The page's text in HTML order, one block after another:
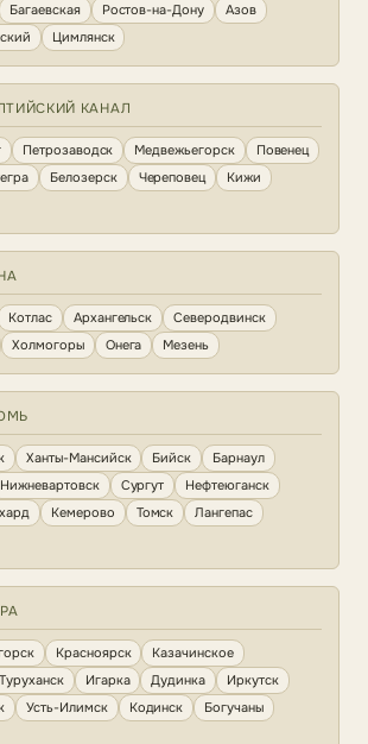
Багаевская Ростов-на-Дону
Азов
Цимлянск
КАНАЛ
Петрозаводск Медвежьегорск
Повенец
Белозерск Череповец
Кижи
Котлас Архангельск
Северодвинск
Холмогоры Онега Мезень
Ханты-Мансийск Бийск
Барнаул
Нижневартовск Сургут
Нефтеюганск
Кемерово Томск
Лангепас
Красноярск
Казачинское
Туруханск Игарка Дудинка
Иркутск
Усть-Илимск Кодинск
Богучаны